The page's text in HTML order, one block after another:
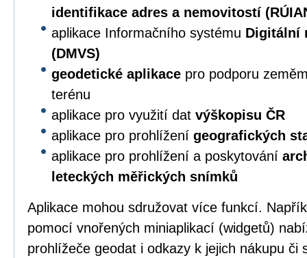
identifikace adres a nemovitostí
aplikace Informačního systému Digitální
(DMVS)
geodetické aplikace pro podporu
terénu
aplikace pro využití dat výškopisu ČR
aplikace pro prohlížení geografických
aplikace pro prohlížení a poskytování
leteckých měřických snímků
Aplikace mohou sdružovat více funkcí.
pomocí vnořených miniaplikací (widgetů)
prohlížeče geodat i odkazy k jejich nákupu či